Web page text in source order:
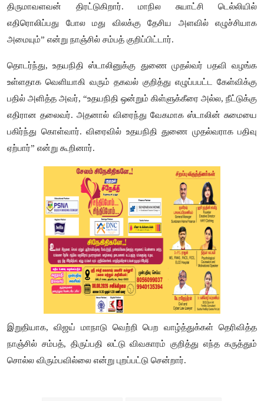
திருமாவளவன் திரட்டுகிறார். மாநில சுயாட்சி டெல்லியில்
எதிரொலிப்பது போல மது விலக்கு தேசிய அளவில் எழுச்சியாக
அமையும்” என்று நாஞ்சில் சம்பத் குறிப்பிட்டார்.
தொடர்ந்து, உதயநிதி ஸ்டாலினுக்கு துணை முதல்வர் பதவி வழங்க
உள்ளதாக வெளியாகி வரும் தகவல் குறித்து எழுப்பபட்ட கேள்விக்கு
பதில் அளித்த அவர், “உதயநிதி ஒன்றும் கிள்ளுக்கீரை அல்ல, நீட்டுக்கு
எதிரான தலைவர். அதனால் விரைந்து வேகமாக ஸ்டாலின் சுமையை
பகிர்ந்து கொள்வார். விரைவில் உதயநிதி துணை முதல்வராக பதிவு
ஏற்பார்” என்று கூறினார்.
இறுதியாக, விஜய் மாநாடு வெற்றி பெற வாழ்த்துக்கள் தெரிவித்த
நாஞ்சில் சம்பத், திருப்பதி லட்டு விவகாரம் குறித்து எந்த கருத்தும்
சொல்ல விரும்பவில்லை என்று புறப்பட்டு சென்றார்.